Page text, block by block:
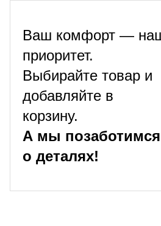
Ваш комфорт —
приоритет.
Выбирайте товар и
добавляйте в
корзину.
А мы позаботимся
о деталях!